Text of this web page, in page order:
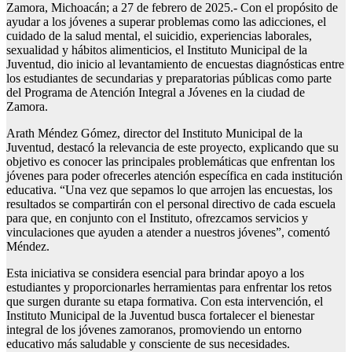
Zamora, Michoacán; a 27 de febrero de 2025.- Con el propósito de
ayudar a los jóvenes a superar problemas como las adicciones, el
cuidado de la salud mental, el suicidio, experiencias laborales,
sexualidad y hábitos alimenticios, el Instituto Municipal de la
Juventud, dio inicio al levantamiento de encuestas diagnósticas entre
los estudiantes de secundarias y preparatorias públicas como parte
del Programa de Atención Integral a Jóvenes en la ciudad de
Zamora.
Arath Méndez Gómez, director del Instituto Municipal de la
Juventud, destacó la relevancia de este proyecto, explicando que su
objetivo es conocer las principales problemáticas que enfrentan los
jóvenes para poder ofrecerles atención específica en cada institución
educativa. “Una vez que sepamos lo que arrojen las encuestas, los
resultados se compartirán con el personal directivo de cada escuela
para que, en conjunto con el Instituto, ofrezcamos servicios y
vinculaciones que ayuden a atender a nuestros jóvenes”, comentó
Méndez.
Esta iniciativa se considera esencial para brindar apoyo a los
estudiantes y proporcionarles herramientas para enfrentar los retos
que surgen durante su etapa formativa. Con esta intervención, el
Instituto Municipal de la Juventud busca fortalecer el bienestar
integral de los jóvenes zamoranos, promoviendo un entorno
educativo más saludable y consciente de sus necesidades.